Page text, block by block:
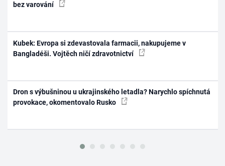
bez varování
Kubek: Evropa si zdevastovala farmacii, nakupujeme v
Bangladéši. Vojtěch ničí zdravotnictví
Dron s výbušninou u ukrajinského letadla? Narychlo spíchnutá
provokace, okomentovalo Rusko